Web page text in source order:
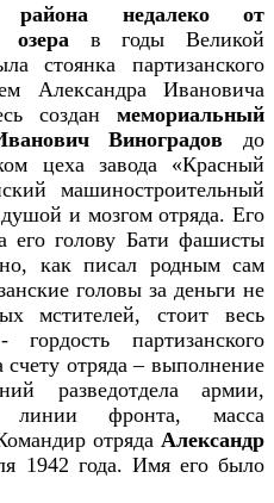
недалеко от
озера в годы Великой
стоянка партизанского
Александра Ивановича
создан мемориальный
Виноградов до
цеха завода «Красный
машиностроительный
и мозгом отряда. Его
его голову Бати фашисты
как писал родным сам
головы за деньги не
мстителей, стоит весь
партизанского
отряда – выполнение
разведотдела армии,
линии фронта, масса
отряда Александр
1942 года. Имя его было